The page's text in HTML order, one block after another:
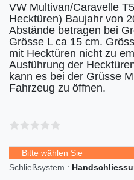
VW Multivan/Caravelle
Hecktüren) Baujahr von
Abstände betragen bei
Grösse L ca 15 cm.
mit Hecktüren nicht zu
Ausführung der
kann es bei der Grüsse
Fahrzeug zu öffnen.
Bitte wählen Sie
Schließsystem :